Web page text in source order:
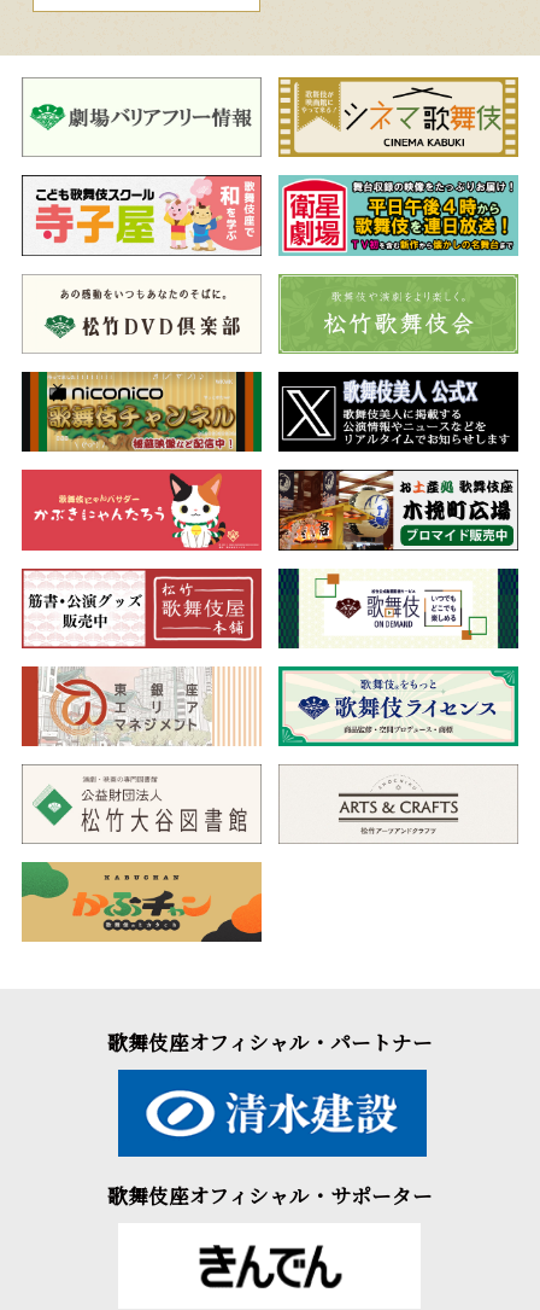
歌舞伎座オフィシャル・パートナー
歌舞伎座オフィシャル・サポーター